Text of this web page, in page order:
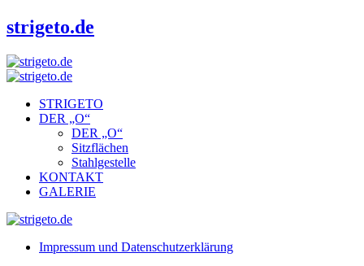
strigeto.de
STRIGETO
DER „O“
DER „O“
Sitzflächen
Stahlgestelle
KONTAKT
GALERIE
Impressum und Datenschutzerklärung